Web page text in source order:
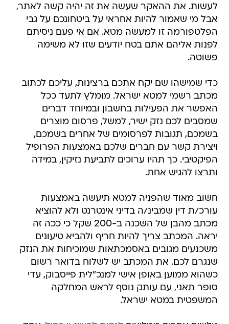
לעשות. את ההאקר שעשה את זה יהיה קשה לאתר,
אבל מי שאמור להיות אחראי על ביטחונכם על גבי
הפלטפורמה זו למעשה מטא. אם אי פעם ניסיתם
לפנות אליהם אתם בטח יודעים שזו לא משימה
פשוטה.
כדי שמישהו שם יקח אתכם ברצינות, עליכם לכתוב
מכתב רשמי למטא ישראל. מומלץ לתעד ככל
האפשר את הפעילות בחשבון ובמיוחד דברים
שמסבים לכם נזק ישיר, למשל, פרסום מוצרים
בשמכם, תגובות לפרסומים של אחרים בשמכם,
ויצירת קשר עם חברים שלכם באמצעות הפרופיל
הפיקטיבי. כך תהיו ערוכים לתביעת נזיקין, במידה
ותרצו להגיש אחת.
חשוב מאוד שהפניה למטא תיעשה באמצעות
עורכ/ת דין שמבינ/ה בדיני אינטרנט ולא להוציא
מכתב מהבן של השכנה ב-200 שקל כי ככה זה
יראה. המכתב צריך להיות חריף ולהביא טיעונים
משכנעים מגובים באסמכתאות שמוכיחות את הנזק
שנגרם לכם. את המכתב יש לשלוח בדואר רשום
כשהוא ממוען באופן אישי למנכ"לית פייסבוק, עדי
סופר תאני, עם עותק נוסף לראש המחלקה
המשפטית במטא ישראל.